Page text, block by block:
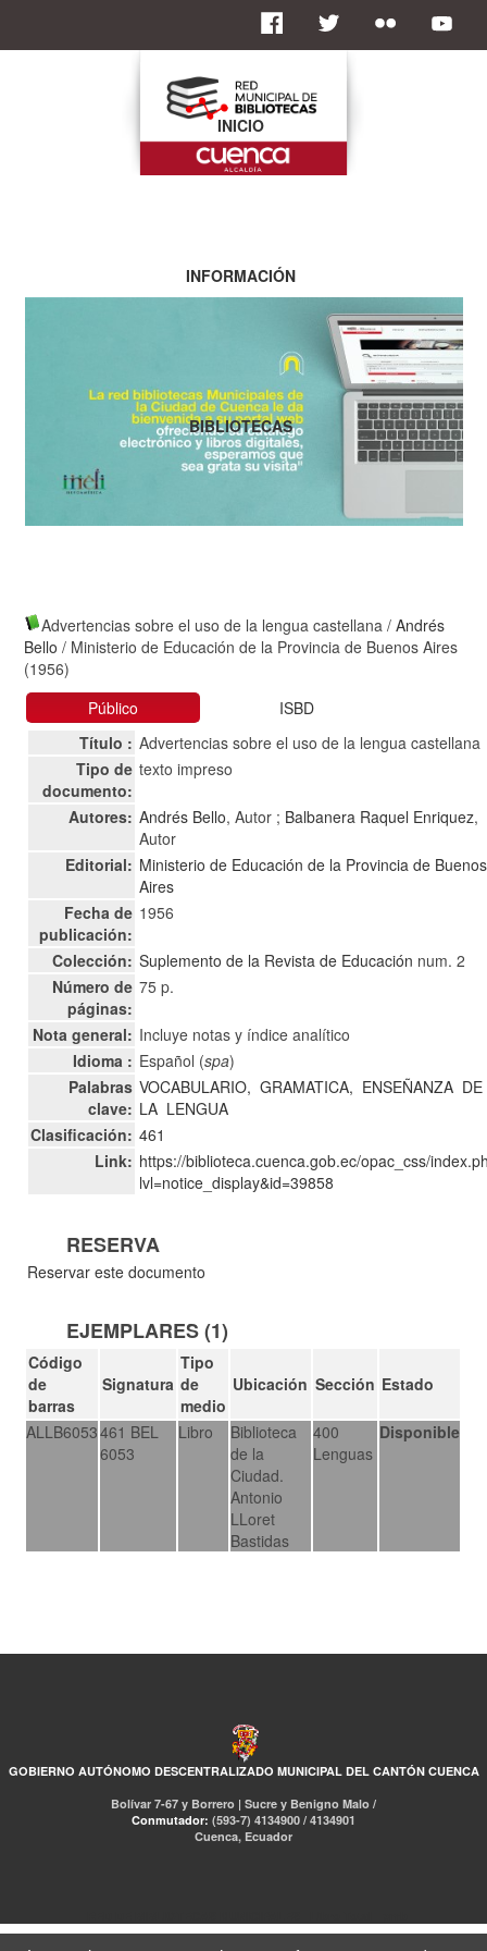
Advertencias sobre el uso de la lengua castellana /Andrés
Bello / Ministerio de Educación de la Provincia de Buenos Aires
(1956)
Público
ISBD
Título : Advertencias sobre el uso de la lengua castellana
Tipo de
documento:
texto impreso
Autores: Andrés Bello, Autor ; Balbanera Raquel Enriquez,
Autor
Editorial: Ministerio de Educación de la Provincia de Buenos
Aires
Fecha de
publicación:
1956
Colección: Suplemento de la Revista de Educación num. 2
Número de
páginas:
75 p.
Nota general: Incluye notas y índice analítico
Idioma : Español (spa)
Palabras
clave:
VOCABULARIO, GRAMATICA, ENSEÑANZA DE
LA LENGUA
Clasificación: 461
Link: https://biblioteca.cuenca.gob.ec/opac_css/
lvl=notice_display&id=39858
RESERVA
Reservar este documento
EJEMPLARES (1)
Código
de
barras
Signatura
Tipo
de
medio
Ubicación Sección Estado
ALLB6053461 BEL
6053
Libro
Biblioteca
de la
Ciudad.
Antonio
LLoret
Bastidas
400
Lenguas
Disponible
GOBIERNO AUTÓNOMO DESCENTRALIZADO MUNICIPAL DEL CANTÓN CUENCA
Bolívar 7-67 y Borrero | Sucre y Benigno Malo /
Conmutador: (593-7) 4134900 / 4134901
Cuenca, Ecuador
INICIO
INFORMACIÓN
BIBLIOTECAS